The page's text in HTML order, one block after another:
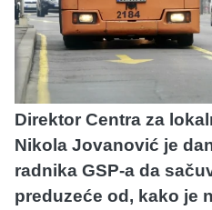
Direktor Centra za
Nikola Jovanović je
radnika GSP-a da
preduzeće od, kako je